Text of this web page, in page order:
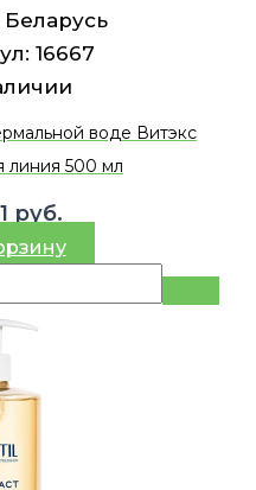
Беларусь
16667
воде Витэкс
линия 500 мл
руб.